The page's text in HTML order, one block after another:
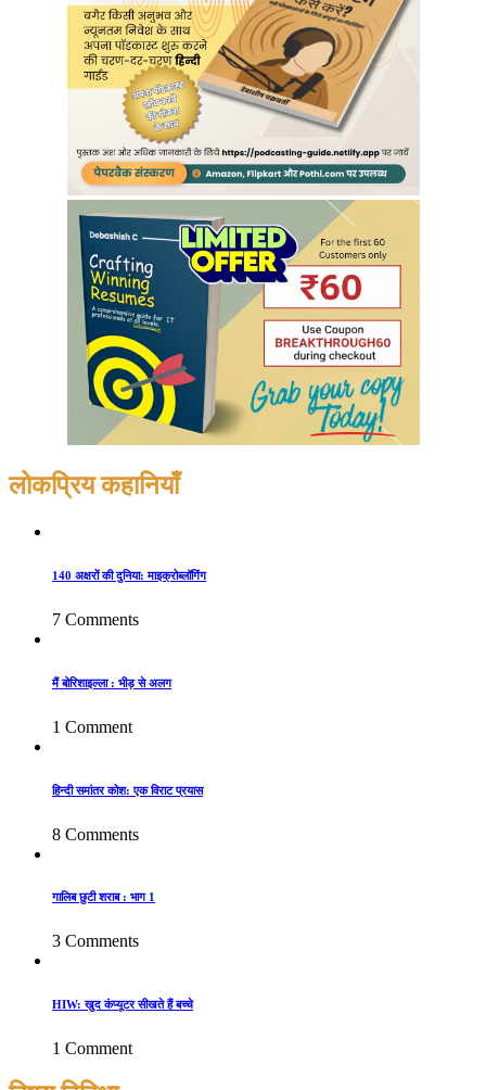
लोकप्रिय कहानियाँ
140 अक्षरों की दुनिया: माइक्रोब्लॉगिंग
7 Comments
मैं बोरिशाइल्ला : भीड़ से अलग
1 Comment
हिन्दी समांतर कोश: एक विराट प्रयास
8 Comments
गालिब छुटी शराब : भाग 1
3 Comments
HIW: खुद कंप्यूटर सीखते हैं बच्चे
1 Comment